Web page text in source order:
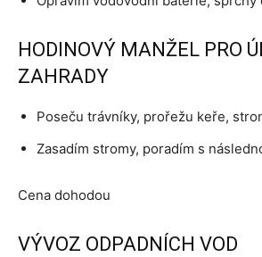
HODINOVÝ MANŽEL PRO
ZAHRADY
Poseču trávníky, prořežu keře,
Zasadím stromy, poradím s
Cena dohodou
VÝVOZ ODPADNÍCH VOD